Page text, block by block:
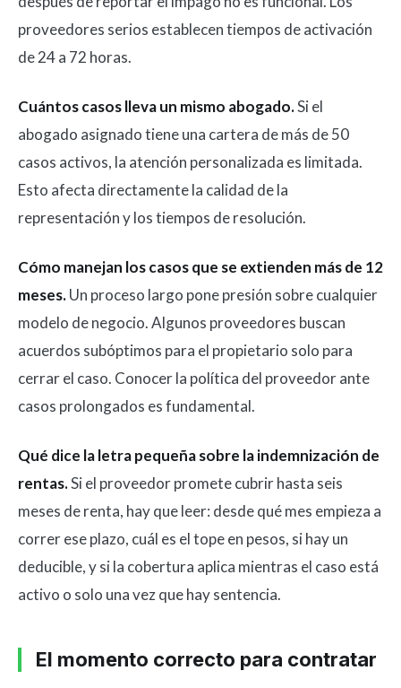
proveedores serios establecen tiempos de activación
de 24 a 72 horas.
Cuántos casos lleva un mismo abogado.Si el
abogado asignado tiene una cartera de más de 50
casos activos, la atención personalizada es limitada.
Esto afecta directamente la calidad de la
representación y los tiempos de resolución.
Cómo manejan los casos que se extienden más de 12
meses.Un proceso largo pone presión sobre cualquier
modelo de negocio. Algunos proveedores buscan
acuerdos subóptimos para el propietario solo para
cerrar el caso. Conocer la política del proveedor ante
casos prolongados es fundamental.
Qué dice la letra pequeña sobre la indemnización de
rentas.Si el proveedor promete cubrir hasta seis
meses de renta, hay que leer: desde qué mes empieza a
correr ese plazo, cuál es el tope en pesos, si hay un
deducible, y si la cobertura aplica mientras el caso está
activo o solo una vez que hay sentencia.
El momento correcto para contratar